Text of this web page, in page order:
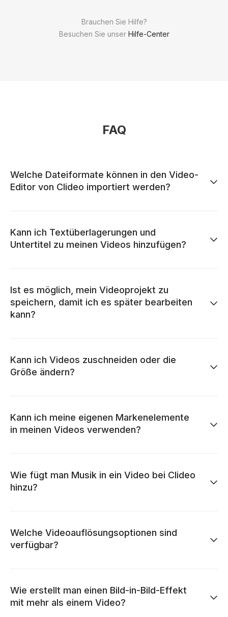
Brauchen Sie Hilfe?
Besuchen Sie unser Hilfe-Center
FAQ
Welche Dateiformate können in den Video-
Editor von Clideo importiert werden?
Kann ich Textüberlagerungen und
Untertitel zu meinen Videos hinzufügen?
Ist es möglich, mein Videoprojekt zu
speichern, damit ich es später bearbeiten
kann?
Kann ich Videos zuschneiden oder die
Größe ändern?
Kann ich meine eigenen Markenelemente
in meinen Videos verwenden?
Wie fügt man Musik in ein Video bei Clideo
hinzu?
Welche Videoauflösungsoptionen sind
verfügbar?
Wie erstellt man einen Bild-in-Bild-Effekt
mit mehr als einem Video?